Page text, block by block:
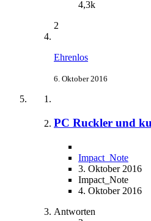
4,3k
2
Ehrenlos
6. Oktober 2016
PC Ruckler und
Impact_Note
3. Oktober 2016
Impact_Note
4. Oktober 2016
Antworten